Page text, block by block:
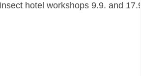
Insect hotel workshops 9.9. and 17.9.